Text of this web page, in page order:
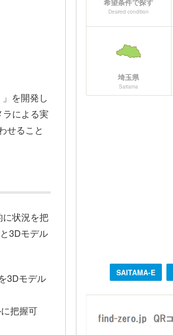
を開発し
による実
せること
状況を把
3Dモデル
3Dモデル
把握可
希望条件で探す
Desired condition
埼玉県
Saitama
SAITAMA-E